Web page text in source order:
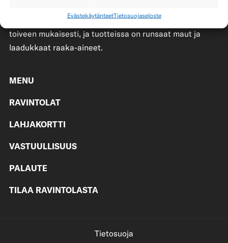
EvästekäytänteetTietosuojaseloste
muut tunnetut tuotteensa aina tilauksesta ja asiakkaan
toiveen mukaisesti, ja tuotteissa on runsaat maut ja
laadukkaat raaka-aineet.
MENU
RAVINTOLAT
LAHJAKORTTI
VASTUULLISUUS
PALAUTE
TILAA RAVINTOLASTA
Tietosuoja